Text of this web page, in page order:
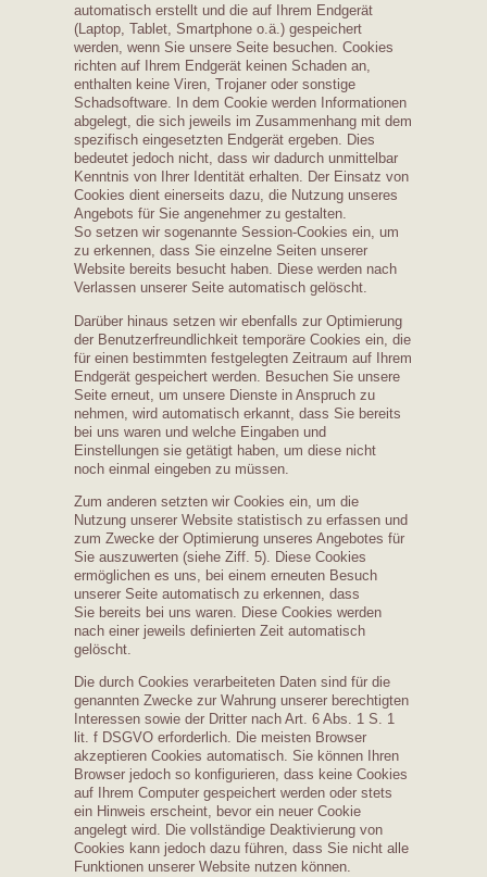
automatisch erstellt und die auf Ihrem Endgerät
(Laptop, Tablet, Smartphone o.ä.) gespeichert
werden, wenn Sie unsere Seite besuchen. Cookies
richten auf Ihrem Endgerät keinen Schaden an,
enthalten keine Viren, Trojaner oder sonstige
Schadsoftware. In dem Cookie werden Informationen
abgelegt, die sich jeweils im Zusammenhang mit dem
spezifisch eingesetzten Endgerät ergeben. Dies
bedeutet jedoch nicht, dass wir dadurch unmittelbar
Kenntnis von Ihrer Identität erhalten. Der Einsatz von
Cookies dient einerseits dazu, die Nutzung unseres
Angebots für Sie angenehmer zu gestalten.
So setzen wir sogenannte Session-Cookies ein, um
zu erkennen, dass Sie einzelne Seiten unserer
Website bereits besucht haben. Diese werden nach
Verlassen unserer Seite automatisch gelöscht.
Darüber hinaus setzen wir ebenfalls zur Optimierung
der Benutzerfreundlichkeit temporäre Cookies ein, die
für einen bestimmten festgelegten Zeitraum auf Ihrem
Endgerät gespeichert werden. Besuchen Sie unsere
Seite erneut, um unsere Dienste in Anspruch zu
nehmen, wird automatisch erkannt, dass Sie bereits
bei uns waren und welche Eingaben und
Einstellungen sie getätigt haben, um diese nicht
noch einmal eingeben zu müssen.
Zum anderen setzten wir Cookies ein, um die
Nutzung unserer Website statistisch zu erfassen und
zum Zwecke der Optimierung unseres Angebotes für
Sie auszuwerten (siehe Ziff. 5). Diese Cookies
ermöglichen es uns, bei einem erneuten Besuch
unserer Seite automatisch zu erkennen, dass
Sie bereits bei uns waren. Diese Cookies werden
nach einer jeweils definierten Zeit automatisch
gelöscht.
Die durch Cookies verarbeiteten Daten sind für die
genannten Zwecke zur Wahrung unserer berechtigten
Interessen sowie der Dritter nach Art. 6 Abs. 1 S. 1
lit. f DSGVO erforderlich. Die meisten Browser
akzeptieren Cookies automatisch. Sie können Ihren
Browser jedoch so konfigurieren, dass keine Cookies
auf Ihrem Computer gespeichert werden oder stets
ein Hinweis erscheint, bevor ein neuer Cookie
angelegt wird. Die vollständige Deaktivierung von
Cookies kann jedoch dazu führen, dass Sie nicht alle
Funktionen unserer Website nutzen können.